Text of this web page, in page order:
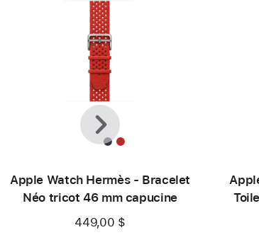
Apple Watch Hermès - Bracelet
Néo tricot 46 mm capucine
449,00 $
Précédent
Suivante